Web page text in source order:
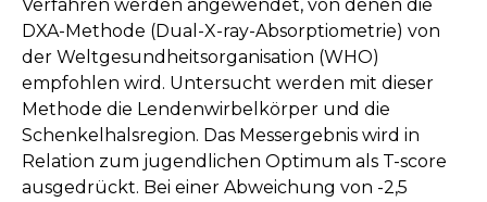
Verfahren werden angewendet, von denen die
DXA-Methode (Dual-X-ray-Absorptiometrie) von
der Weltgesundheitsorganisation (WHO)
empfohlen wird. Untersucht werden mit dieser
Methode die Lendenwirbelkörper und die
Schenkelhalsregion. Das Messergebnis wird in
Relation zum jugendlichen Optimum als T-score
ausgedrückt. Bei einer Abweichung von -2,5